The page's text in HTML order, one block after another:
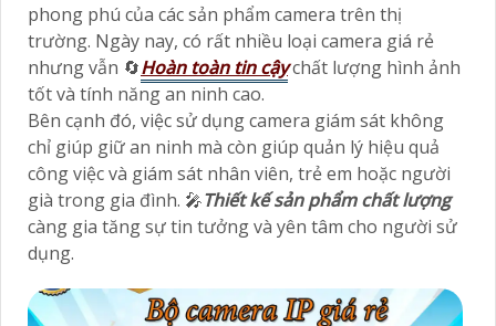
phong phú của các sản phẩm camera trên thị
trường. Ngày nay, có rất nhiều loại camera giá rẻ
nhưng vẫn 🔄Hoàn toàn tin cậychất lượng hình ảnh
tốt và tính năng an ninh cao.
Bên cạnh đó, việc sử dụng camera giám sát không
chỉ giúp giữ an ninh mà còn giúp quản lý hiệu quả
công việc và giám sát nhân viên, trẻ em hoặc người
già trong gia đình. 🎤Thiết kế sản phẩm chất lượng
càng gia tăng sự tin tưởng và yên tâm cho người sử
dụng.